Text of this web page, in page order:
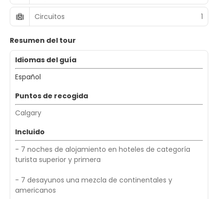
Circuitos 1
Resumen del tour
Idiomas del guía
Español
Puntos de recogida
Calgary
Incluido
- 7 noches de alojamiento en hoteles de categoría
turista superior y primera
- 7 desayunos una mezcla de continentales y
americanos